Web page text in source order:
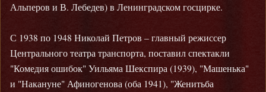
Альперов и В. Лебедев) в Ленинградском госцирке.
С 1938 по 1948 Николай Петров – главный режиссер
Центрального театра транспорта, поставил спектакли
"Комедия ошибок" Уильяма Шекспира (1939), "Машенька"
и "Накануне" Афиногенова (оба 1941), "Женитьба